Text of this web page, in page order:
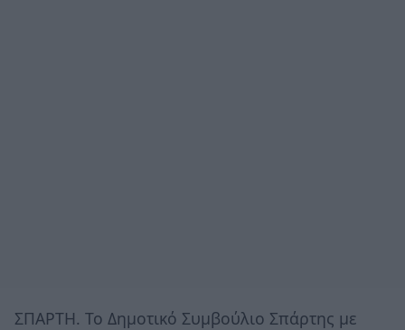
ΣΠΑΡΤΗ. Το Δημοτικό Συμβούλιο Σπάρτης με